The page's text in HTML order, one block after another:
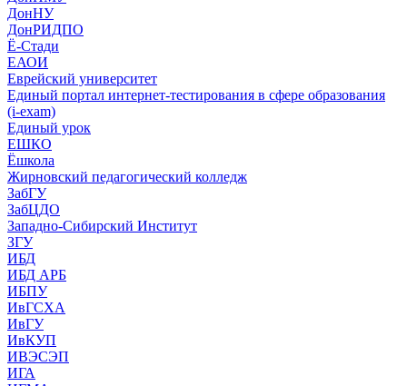
ДонНУ
ДонРИДПО
Ё-Стади
ЕАОИ
Еврейский университет
Единый портал интернет-тестирования в сфере образования
(i-exam)
Единый урок
ЕШКО
Ёшкола
Жирновский педагогический колледж
ЗабГУ
ЗабЦДО
Западно-Сибирский Институт
ЗГУ
ИБД
ИБД АРБ
ИБПУ
ИвГСХА
ИвГУ
ИвКУП
ИВЭСЭП
ИГА